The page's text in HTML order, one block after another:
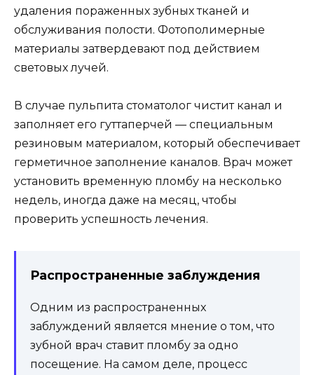
удаления пораженных зубных тканей и
обслуживания полости. Фотополимерные
материалы затвердевают под действием
световых лучей.
В случае пульпита стоматолог чистит канал и
заполняет его гуттаперчей — специальным
резиновым материалом, который обеспечивает
герметичное заполнение каналов. Врач может
установить временную пломбу на несколько
недель, иногда даже на месяц, чтобы
проверить успешность лечения.
Распространенные заблуждения
Одним из распространенных
заблуждений является мнение о том, что
зубной врач ставит пломбу за одно
посещение. На самом деле, процесс